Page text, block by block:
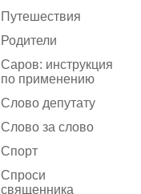
Путешествия
Родители
Саров: инструкция
по применению
Слово депутату
Слово за слово
Спорт
Спроси
священника